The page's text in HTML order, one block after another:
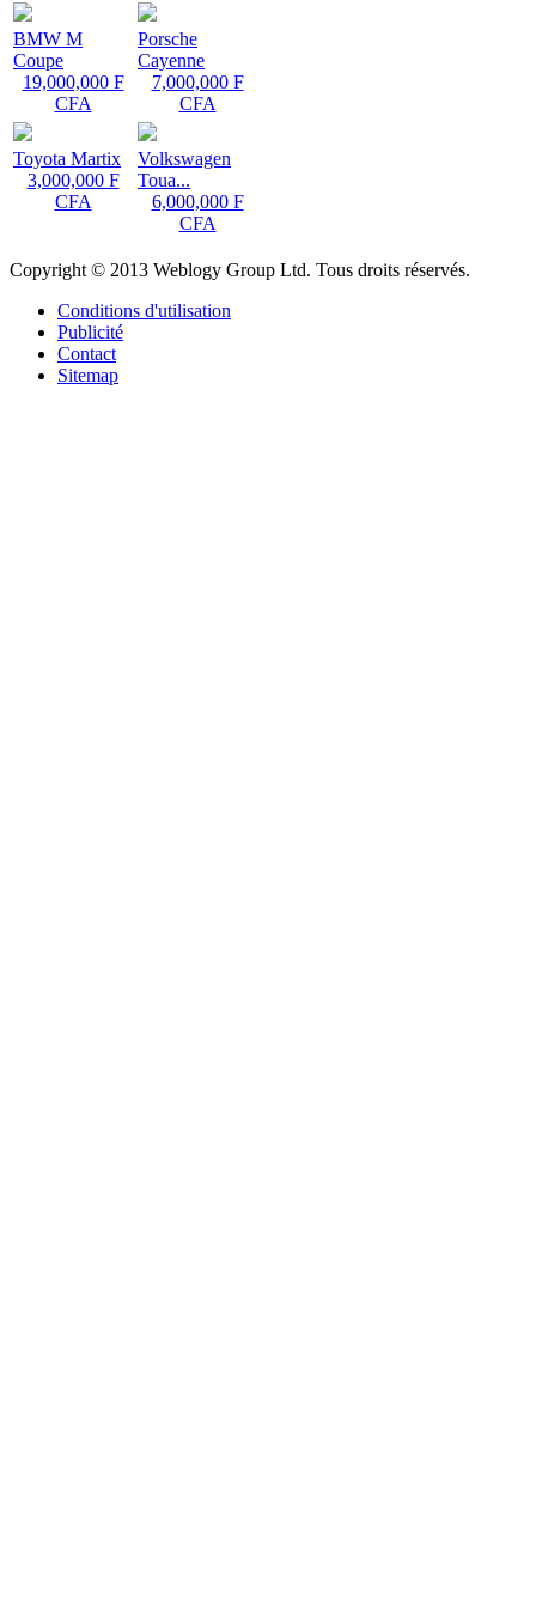
BMW M
Coupe
19,000,000 F
CFA
Porsche
Cayenne
7,000,000 F
CFA
Toyota Martix
3,000,000 F
CFA
Volkswagen
Toua...
6,000,000 F
CFA
Copyright © 2013 Weblogy Group Ltd. Tous droits réservés.
Conditions d'utilisation
Publicité
Contact
Sitemap